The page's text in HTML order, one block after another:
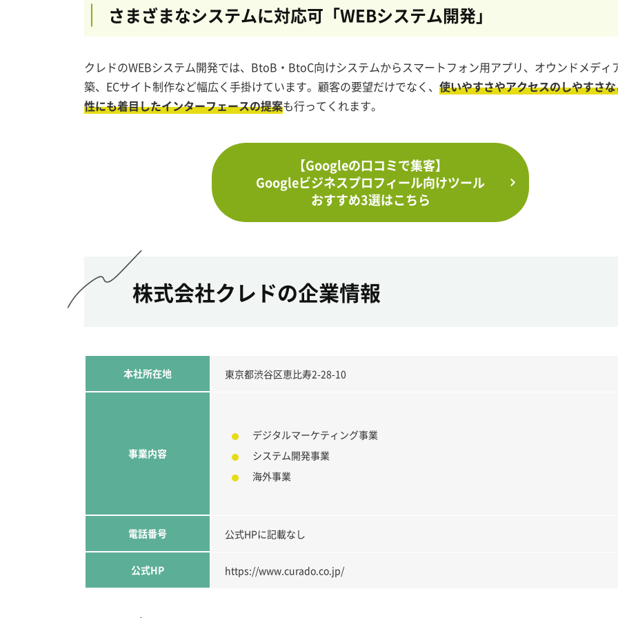
さまざまなシステムに対応可 「WEBシステム開発」
クレドのWEBシステム開発では、BtoB・BtoC向けシステムからスマートフォン用アプリ、オウンドメディ
築、ECサイト制作など幅広く手掛けています。顧客の要望だけでなく、 使いやすさやアクセスのしやすさ
性にも着目したインターフェースの提案も行ってくれます。
【Googleの口コミで集客】
Googleビジネスプロフィール向けツール
おすすめ3選はこちら
株式会社クレドの企業情報
本社所在地 東京都渋谷区恵比寿2-28-10
事業内容
デジタルマーケティング事業
システム開発事業
海外事業
電話番号 公式HPに記載なし
公式HP https://www.curado.co.jp/